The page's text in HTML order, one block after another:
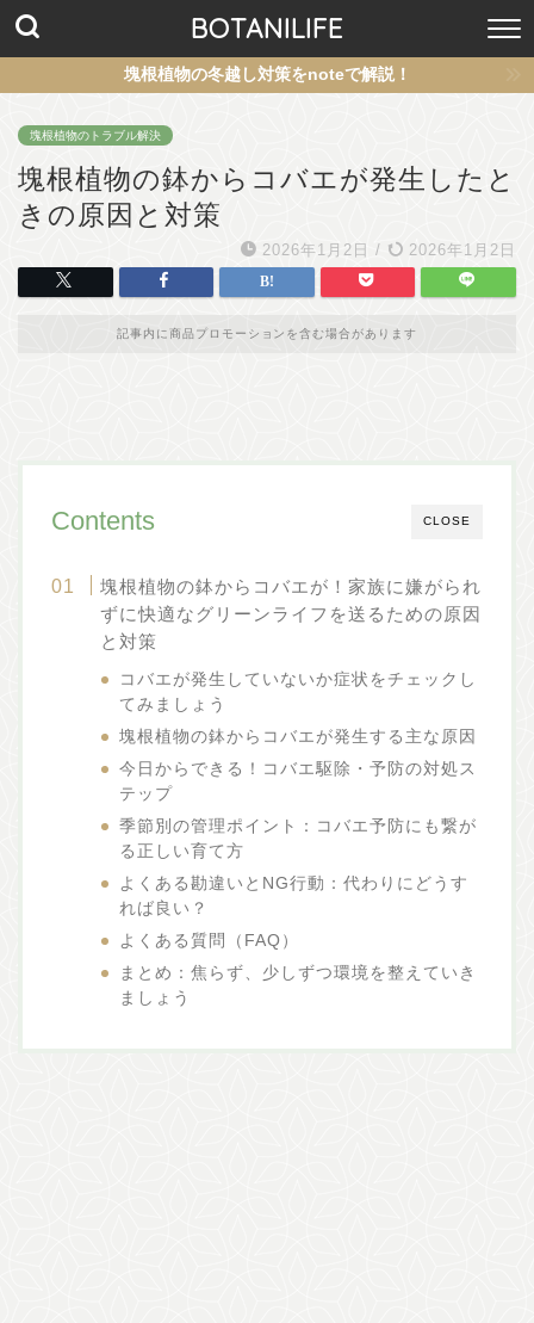
BOTANILIFE
塊根植物の冬越し対策をnoteで解説！
塊根植物のトラブル解決
塊根植物の鉢からコバエが発生したと
きの原因と対策
2026年1月2日 / 2026年1月2日
記事内に商品プロモーションを含む場合があります
CLOSE
Contents
塊根植物の鉢からコバエが！家族に嫌がられ
ずに快適なグリーンライフを送るための原因
と対策
コバエが発生していないか症状をチェックし
てみましょう
塊根植物の鉢からコバエが発生する主な原因
今日からできる！コバエ駆除・予防の対処ス
テップ
季節別の管理ポイント：コバエ予防にも繋が
る正しい育て方
よくある勘違いとNG行動：代わりにどうす
れば良い？
よくある質問（FAQ）
まとめ：焦らず、少しずつ環境を整えていき
ましょう